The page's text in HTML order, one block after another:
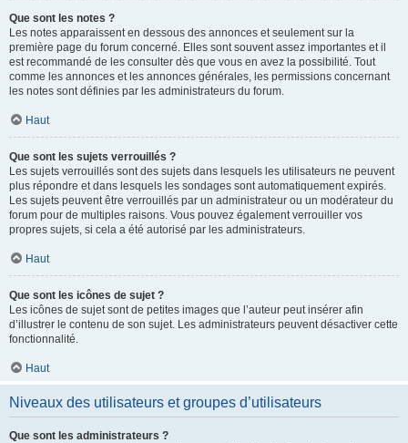
Que sont les notes ?
Les notes apparaissent en dessous des annonces et seulement sur la
première page du forum concerné. Elles sont souvent assez importantes et il
est recommandé de les consulter dès que vous en avez la possibilité. Tout
comme les annonces et les annonces générales, les permissions concernant
les notes sont définies par les administrateurs du forum.
Haut
Que sont les sujets verrouillés ?
Les sujets verrouillés sont des sujets dans lesquels les utilisateurs ne peuvent
plus répondre et dans lesquels les sondages sont automatiquement expirés.
Les sujets peuvent être verrouillés par un administrateur ou un modérateur du
forum pour de multiples raisons. Vous pouvez également verrouiller vos
propres sujets, si cela a été autorisé par les administrateurs.
Haut
Que sont les icônes de sujet ?
Les icônes de sujet sont de petites images que l’auteur peut insérer afin
d’illustrer le contenu de son sujet. Les administrateurs peuvent désactiver cette
fonctionnalité.
Haut
Niveaux des utilisateurs et groupes d’utilisateurs
Que sont les administrateurs ?